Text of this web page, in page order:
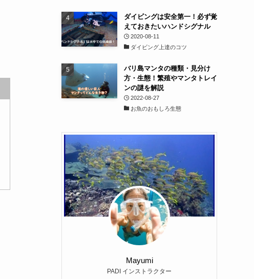
ダイビングは安全第一！必ず覚
えておきたいハンドシグナル
2020-08-11
ダイビング上達のコツ
バリ島マンタの種類・見分け
方・生態！繁殖やマンタトレイ
ンの謎を解説
2022-08-27
お魚のおもしろ生態
Mayumi
PADI インストラクター